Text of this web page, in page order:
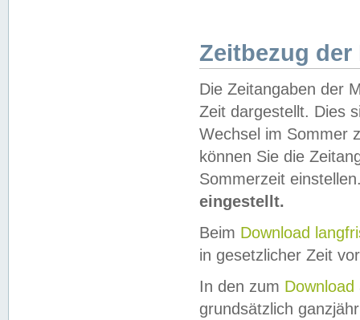
Zeitbezug der
Die Zeitangaben der
Zeit dargestellt. Dies
Wechsel im Sommer
können Sie die
Sommerzeit
eingestellt.
Beim Download
in gesetzlicher Zeit
In den zum Download
grundsätzlich